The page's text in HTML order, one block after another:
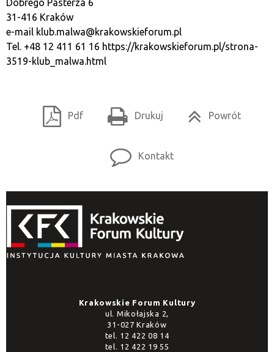
Dobrego Pasterza 6
31-416 Kraków
e-mail klub.malwa@krakowskieforum.pl
Tel. +48 12 411 61 16 https://krakowskieforum.pl/strona-
3519-klub_malwa.html
Pdf Drukuj Powrót
Kontakt
Krakowskie Forum Kultury
ul. Mikołajska 2,
31-027 Kraków
tel. 12 422 08 14
tel. 12 422 19 55